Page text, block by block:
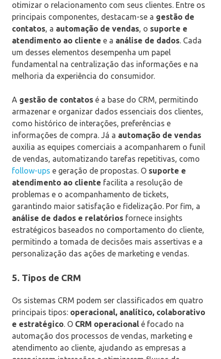
otimizar o relacionamento com seus clientes. Entre os
principais componentes, destacam-se a gestão de
contatos, a automação de vendas, o suporte e
atendimento ao cliente e a análise de dados. Cada
um desses elementos desempenha um papel
fundamental na centralização das informações e na
melhoria da experiência do consumidor.
A gestão de contatos é a base do CRM, permitindo
armazenar e organizar dados essenciais dos clientes,
como histórico de interações, preferências e
informações de compra. Já a automação de vendas
auxilia as equipes comerciais a acompanharem o funil
de vendas, automatizando tarefas repetitivas, como
follow-ups e geração de propostas. O suporte e
atendimento ao cliente facilita a resolução de
problemas e o acompanhamento de tickets,
garantindo maior satisfação e fidelização. Por fim, a
análise de dados e relatórios fornece insights
estratégicos baseados no comportamento do cliente,
permitindo a tomada de decisões mais assertivas e a
personalização das ações de marketing e vendas.
5. Tipos de CRM
Os sistemas CRM podem ser classificados em quatro
principais tipos: operacional, analítico, colaborativo
e estratégico. O CRM operacional é focado na
automação dos processos de vendas, marketing e
atendimento ao cliente, ajudando as empresas a